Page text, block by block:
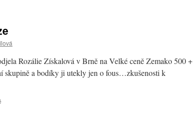
Mistrovství
Karlovarského
kraje
v
Chebu
Rozálie Získalová v Brně na Velké ceně Zemako 500 +
skupině a bodíky ji utekly jen o fous…zkušenosti k